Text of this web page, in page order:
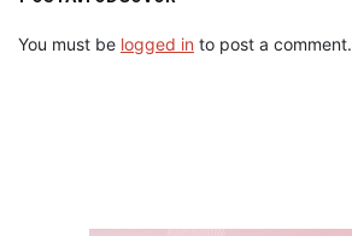
You must be logged in to post a comment.